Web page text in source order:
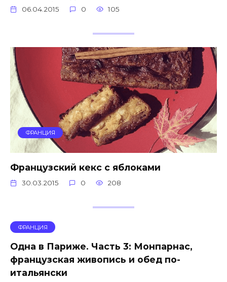
06.04.2015 0 105
ФРАНЦИЯ
Французский кекс с яблоками
30.03.2015 0 208
ФРАНЦИЯ
Одна в Париже. Часть 3: Монпарнас,
французская живопись и обед по-
итальянски